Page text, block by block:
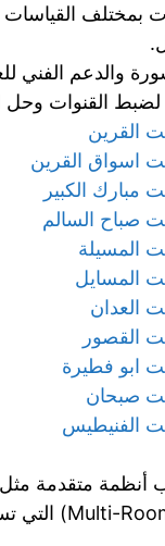
بمختلف
والدعم الفني
لضبط القنوات وحل
القرين
اسواق القرين
مبارك الكبير
صباح السالم
المسيلة
المسايل
العدان
القصور
ابو فطيرة
صبحان
الفنيطيس